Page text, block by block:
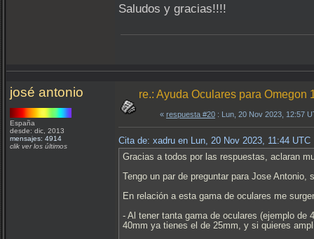
Saludos y gracias!!!!
josé antonio
España
desde: dic, 2013
mensajes: 4914
clik ver los últimos
re.: Ayuda Oculares para
« respuesta #20 : Lun, 20 Nov 2023, 12:57
Cita de: xadru en Lun, 20 Nov 2023, 11:44 UTC
Gracias a todos por las respuestas, aclaran
Tengo un par de preguntar para Jose
En relación a esta gama de oculares me
- Al tener tanta gama de oculares (ejemplo de
40mm ya tienes el de 25mm, y si quieres